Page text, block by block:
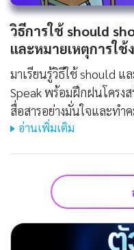
วิธีการใช้ should
และหมายเหตุการใช้
มาเรียนรู้วิธีใช้ should แ
Speak พร้อมฝึกฝนโครง
สื่อสารอย่างมั่นใจและท
อ่านเพิ่มเติม